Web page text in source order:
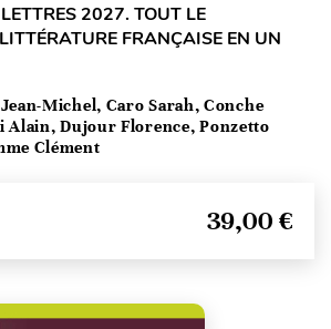
2027. TOUT LE
FRANÇAISE EN UN
Michel, Caro Sarah, Conche
Alain, Dujour Florence, Ponzetto
Clément
39,00 €